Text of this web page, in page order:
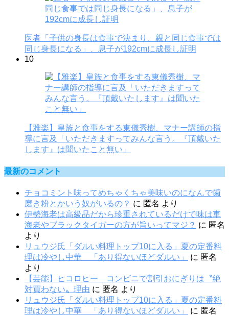
医者「子供の身長は食事で決まり、親と同じ食事では
同じ身長になる」、息子が192cmに成長し証明
10
【雅楽】皇族と食事をする東儀秀樹、マナー講師の指
導に言及「いただきますってみんな言う。『頂戴いた
します』は聞いたこと無い」
最新のコメント
チョコミント味ってめちゃくちゃ美味いのになんで歯
磨き粉とかいう奴がいるの？ に 匿名 より
伊勢海老は高級品だから珍重されているだけで味は車
海老やブラックタイガーの方が旨いってマジ？ に 匿名
より
リュウジ氏「ダルい料理トップ10に入る」夏の定番料
理は冷やし中華 「あり得ないほどダルい」
に 匿名
より
【芸能】ヒコロヒー コンビニで割引おにぎりは〝絶
対買わない〟理由 に 匿名 より
リュウジ氏「ダルい料理トップ10に入る」夏の定番料
理は冷やし中華 「あり得ないほどダルい」
に 匿名